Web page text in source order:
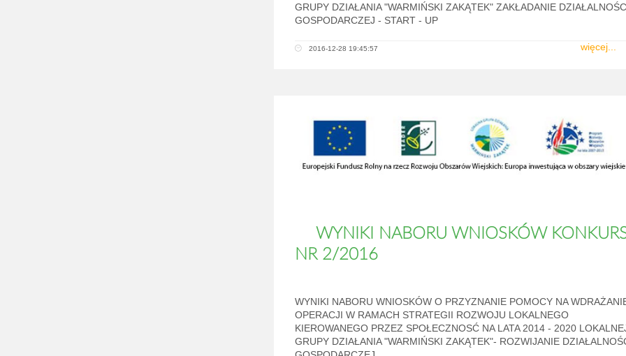
GRUPY DZIAŁANIA "WARMIŃSKI ZAKĄTEK" ZAKŁADANIE
GOSPODARCZEJ - START - UP
więcej...
2016-12-28 19:45:57
WYNIKI NABORU WNIOSKÓW
NR 2/2016
WYNIKI NABORU WNIOSKÓW O PRZYZNANIE POMOCY NA
OPERACJI W RAMACH STRATEGII ROZWOJU LOKALNEGO
KIEROWANEGO PRZEZ SPOŁECZNOSĆ NA LATA 2014 - 2020
GRUPY DZIAŁANIA "WARMIŃSKI ZAKĄTEK"- ROZWIJANIE